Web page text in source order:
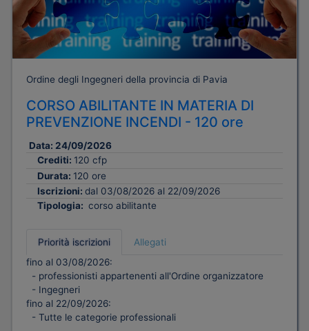
Ordine degli Ingegneri della provincia di Pavia
CORSO ABILITANTE IN MATERIA DI
PREVENZIONE INCENDI - 120 ore
Data: 24/09/2026
Crediti: 120 cfp
Durata: 120 ore
Iscrizioni: dal 03/08/2026 al 22/09/2026
Tipologia: corso abilitante
Priorità iscrizioni
Allegati
fino al 03/08/2026:
- professionisti appartenenti all'Ordine organizzatore
- Ingegneri
fino al 22/09/2026:
- Tutte le categorie professionali